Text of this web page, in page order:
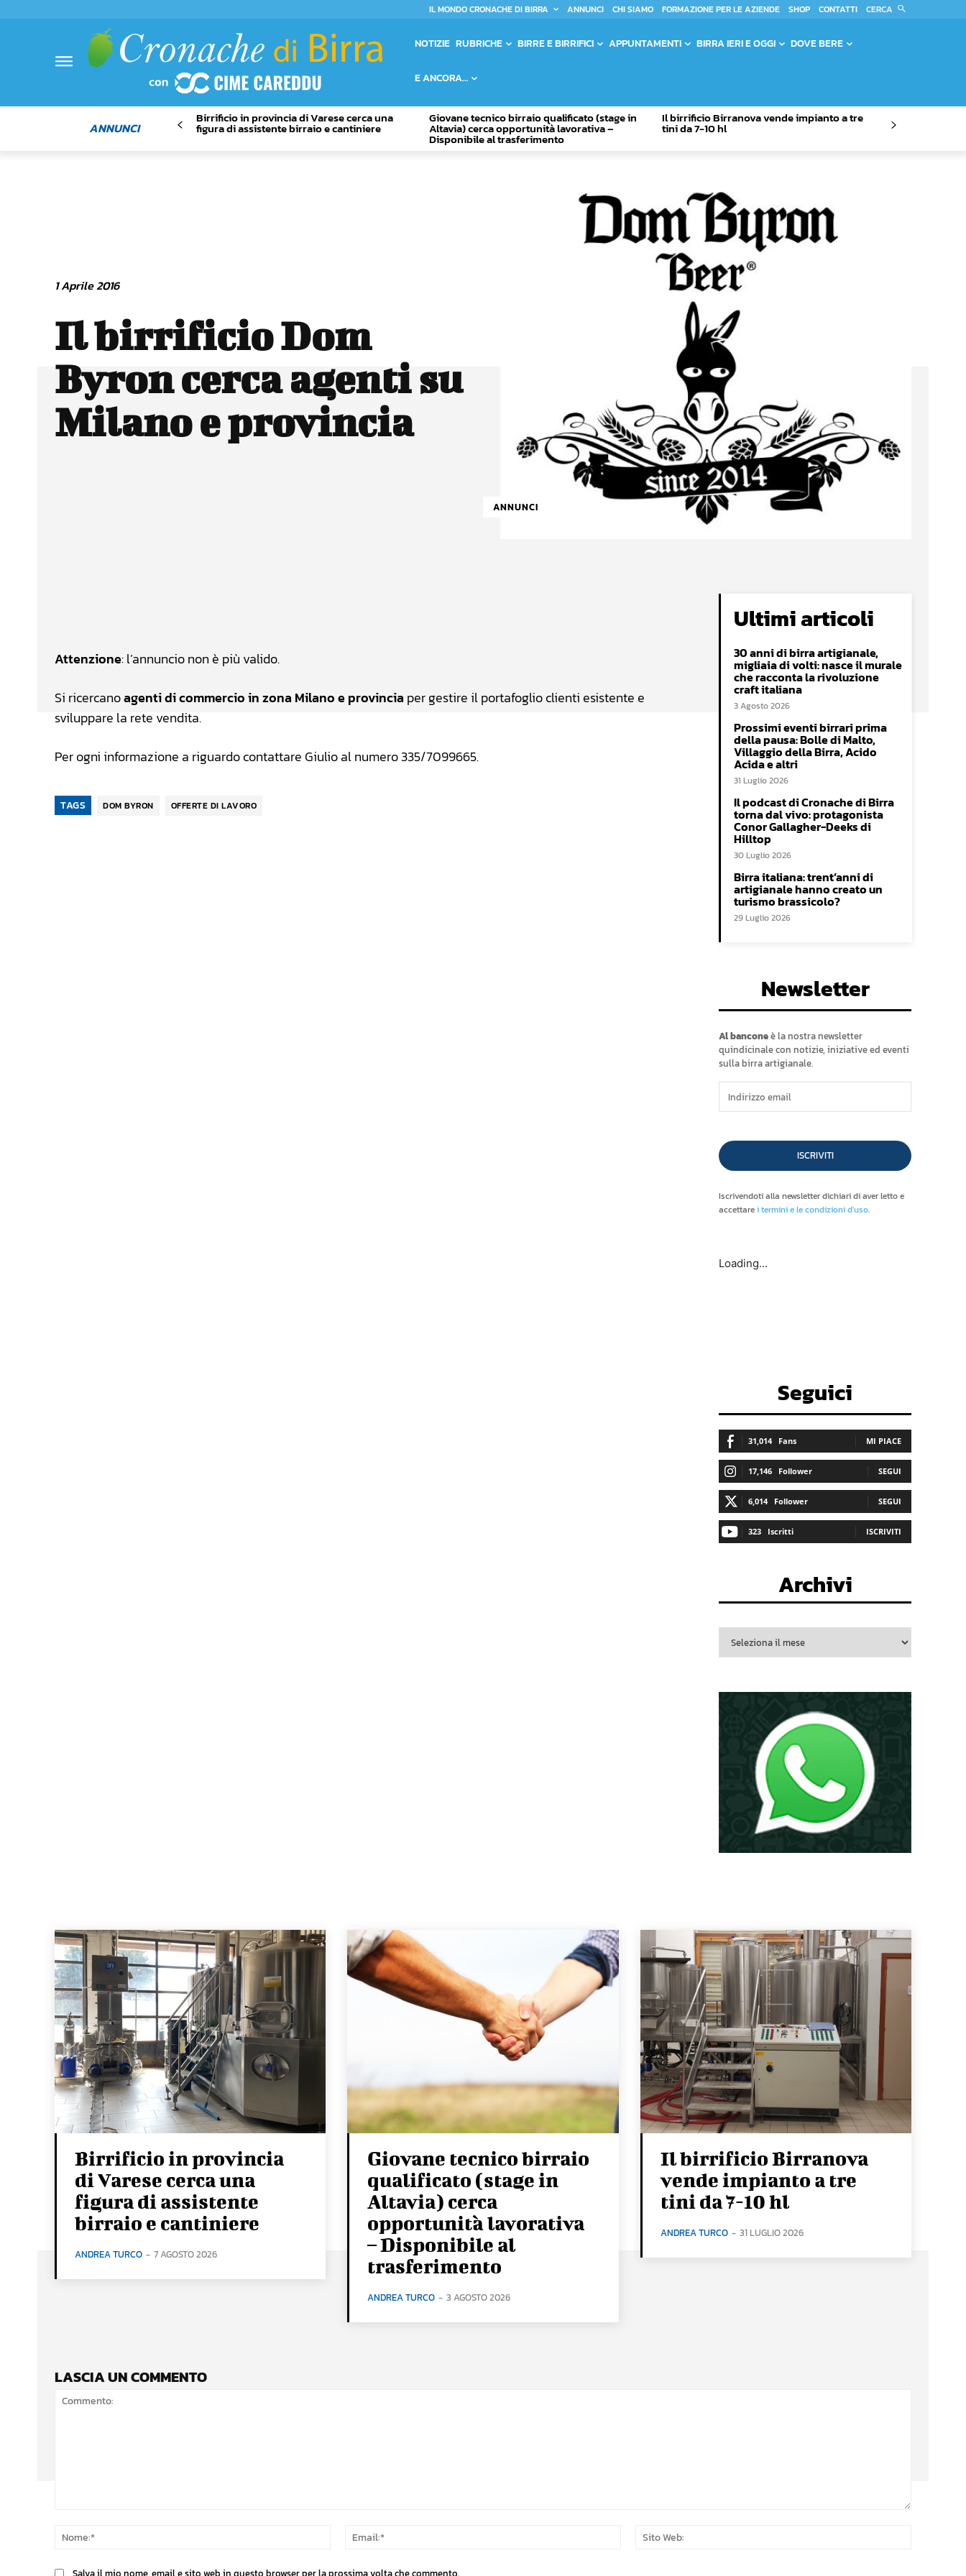
IL MONDO CRONACHE DI BIRRA ANNUNCI CHI SIAMO FORMAZIONE PER LE AZIENDE SHOP CONTATTI CERCA
NOTIZIE RUBRICHE BIRRE E BIRRIFICI APPUNTAMENTI BIRRA IERI E OGGI DOVE BERE
E ANCORA…
ANNUNCI
Birrificio in provincia di Varese cerca una
figura di assistente birraio e cantiniere
Giovane tecnico birraio qualificato (stage in
Altavia) cerca opportunità lavorativa –
Disponibile al trasferimento
Il birrificio Birranova vende impianto a tre
tini da 7-10 hl
1 Aprile 2016
Il birrificio Dom
Byron cerca agenti su
Milano e provincia
ANNUNCI
Attenzione: l’annuncio non è più valido.
Si ricercanoagenti di commercio in zona Milano e provincia per gestire il portafoglio clienti esistente e
sviluppare la rete vendita.
Per ogni informazione a riguardo contattare Giulio al numero 335/7099665.
TAGS DOM BYRON OFFERTE DI LAVORO
Ultimi articoli
30 anni di birra artigianale,
migliaia di volti: nasce il murale
che racconta la rivoluzione
craft italiana
3 Agosto 2026
Prossimi eventi birrari prima
della pausa: Bolle di Malto,
Villaggio della Birra, Acido
Acida e altri
31 Luglio 2026
Il podcast di Cronache di Birra
torna dal vivo: protagonista
Conor Gallagher-Deeks di
Hilltop
30 Luglio 2026
Birra italiana: trent’anni di
artigianale hanno creato un
turismo brassicolo?
29 Luglio 2026
Newsletter
Al banconeè la nostra newsletter
quindicinale con notizie, iniziative ed eventi
sulla birra artigianale.
ISCRIVITI
Iscrivendoti alla newsletter dichiari di aver letto e
accettarei termini e le condizioni d'uso.
Loading...
Seguici
31,014 Fans MI PIACE
17,146 Follower SEGUI
6,014 Follower SEGUI
323 Iscritti ISCRIVITI
Archivi
Birrificio in provincia
di Varese cerca una
figura di assistente
birraio e cantiniere
ANDREA TURCO - 7 AGOSTO 2026
Giovane tecnico birraio
qualificato (stage in
Altavia) cerca
opportunità lavorativa
– Disponibile al
trasferimento
ANDREA TURCO - 3 AGOSTO 2026
Il birrificio Birranova
vende impianto a tre
tini da 7-10 hl
ANDREA TURCO - 31 LUGLIO 2026
LASCIA UN COMMENTO
Nome:*
Email:*